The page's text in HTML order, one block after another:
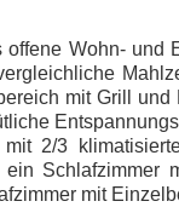
Wohn- und
mit Grill
2/3
Schlafzimmer
mit